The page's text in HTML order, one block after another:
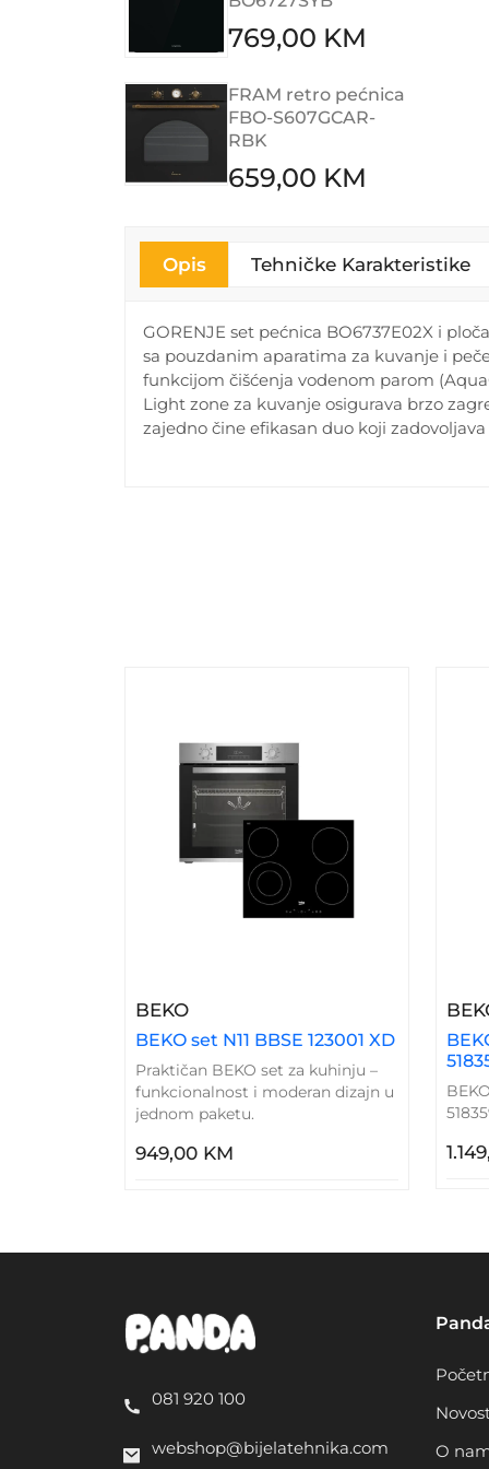
769,00 KM
FRAM retro pećnica
FBO-S607GCAR-
RBK
659,00 KM
Opis Tehničke Karakteristike
GORENJE set pećnica BO6737E02X i
sa pouzdanim aparatima za kuvanje i
funkcijom čišćenja vodenom parom
Light zone za kuvanje osigurava brzo
zajedno čine efikasan duo koji
BEKO– BEKO Set N11 BBSE 123001 XD
BEKO set N11 BBSE 123001 XD
Praktičan BEKO set za kuhinju –
funkcionalnost i moderan dizajn u
jednom paketu.
949,00 KM
081 920 100
webshop@bijelatehnika.com
O